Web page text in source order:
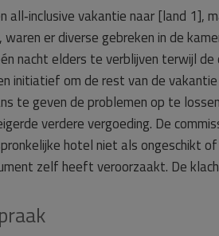
all‑inclusive vakantie naar [land
er diverse gebreken in de
nacht elders te verblijven terwijl
initiatief om de rest van de
te geven de problemen op te
verdere vergoeding. De
hotel niet als ongeschikt
zelf heeft veroorzaakt. De